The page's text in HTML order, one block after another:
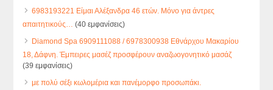
6983193221 Είμαι Αλέξανδρα 46 ετών. Μόνο για άντρες
απαιτητικούς… (40 εμφανίσεις)
Diamond Spa 6909111088 / 6978300938 Εθνάρχου Μακαρίου
18, Δάφνη. Έμπειρες μασέζ προσφέρουν αναζωογονητικό μασάζ
(39 εμφανίσεις)
με πολύ σέξι κωλομέρια και πανέμορφο προσωπάκι.